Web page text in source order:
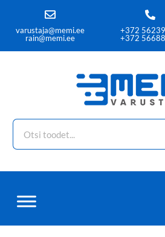
varustaja@memi.ee
rain@memi.ee
+372
+372